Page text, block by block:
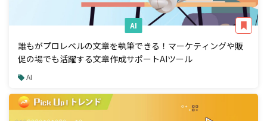
AI
誰もがプロレベルの文章を執筆できる！マーケティングや販
促の場でも活躍する文章作成サポートAIツール
AI